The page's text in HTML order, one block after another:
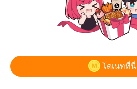
โดเนทที่นี่